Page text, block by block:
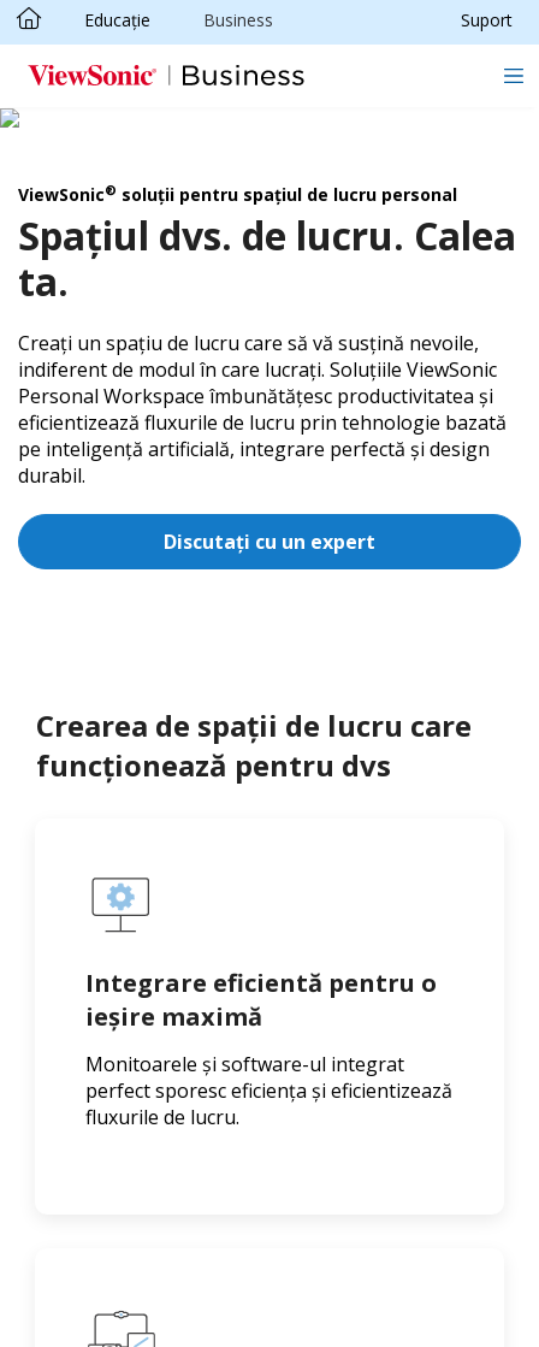
Sari la conținutul principal
Educație Business Suport
ViewSonic® soluții pentru spațiul de lucru personal
Spațiul dvs. de lucru. Calea
ta.
Creați un spațiu de lucru care să vă susțină nevoile,
indiferent de modul în care lucrați. Soluțiile ViewSonic
Personal Workspace îmbunătățesc productivitatea și
eficientizează fluxurile de lucru prin tehnologie bazată
pe inteligență artificială, integrare perfectă și design
durabil.
Discutați cu un expert
Crearea de spații de lucru care
funcționează pentru dvs
Integrare eficientă pentru o
ieșire maximă
Monitoarele și software-ul integrat
perfect sporesc eficiența și eficientizează
fluxurile de lucru.